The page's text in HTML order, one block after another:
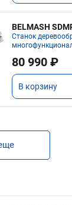
BELMASH
Станок
80 990 ₽
В корзину